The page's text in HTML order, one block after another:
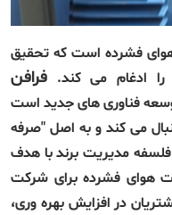
فشرده است که تحقیق
ادغام می کند. فرافن
فناوری های جدید است
می کند و به اصل "صرفه
فلسفه مدیریت برند با هدف
هوای فشرده برای شرکت
در افزایش بهره وری،